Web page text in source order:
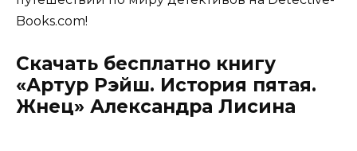
Books.com!
Скачать бесплатно книгу
«Артур Рэйш. История пятая.
Жнец» Александра Лисина